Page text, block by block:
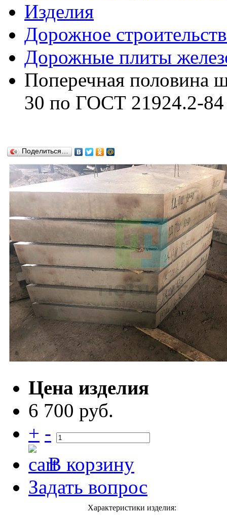
Изделия
Дорожное
Дорожные плиты
Поперечная
30 по ГОСТ 21924.2-84
Поделиться…
Цена изделия
6 700 руб.
+ -
В корзину
Задать вопрос
Характеристики изделия: